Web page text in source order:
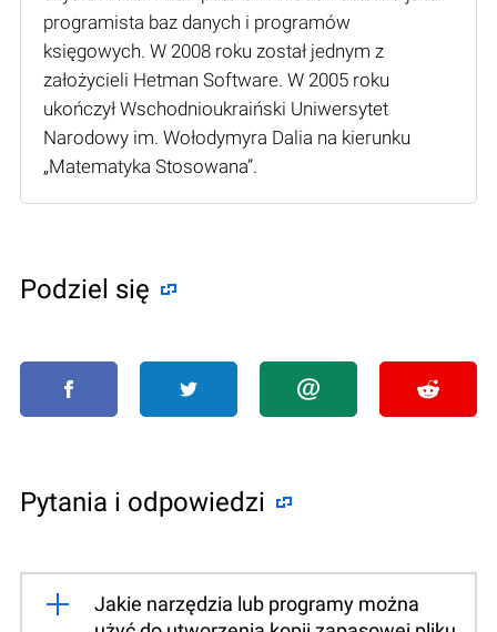
programista baz danych i programów
księgowych. W 2008 roku został jednym z
założycieli Hetman Software. W 2005 roku
ukończył Wschodnioukraiński Uniwersytet
Narodowy im. Wołodymyra Dalia na kierunku
„Matematyka Stosowana”.
Podziel się
Pytania i odpowiedzi
Jakie narzędzia lub programy można